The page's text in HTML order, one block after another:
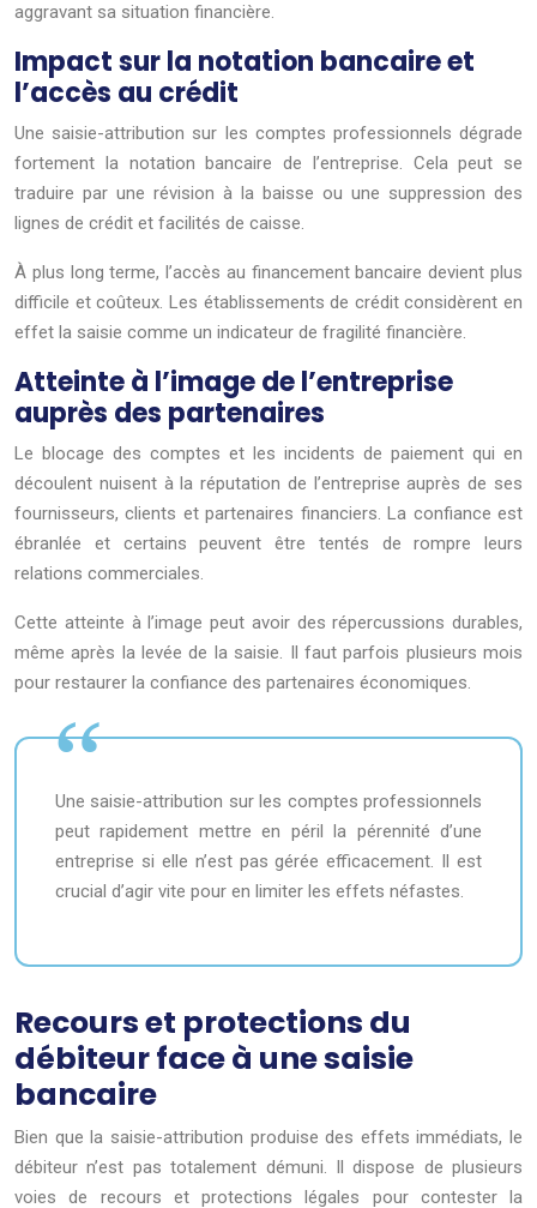
aggravant sa situation financière.
Impact sur la notation bancaire et
l’accès au crédit
Une saisie-attribution sur les comptes professionnels dégrade
fortement la notation bancaire de l’entreprise. Cela peut se
traduire par une révision à la baisse ou une suppression des
lignes de crédit et facilités de caisse.
À plus long terme, l’accès au financement bancaire devient plus
difficile et coûteux. Les établissements de crédit considèrent en
effet la saisie comme un indicateur de fragilité financière.
Atteinte à l’image de l’entreprise
auprès des partenaires
Le blocage des comptes et les incidents de paiement qui en
découlent nuisent à la réputation de l’entreprise auprès de ses
fournisseurs, clients et partenaires financiers. La confiance est
ébranlée et certains peuvent être tentés de rompre leurs
relations commerciales.
Cette atteinte à l’image peut avoir des répercussions durables,
même après la levée de la saisie. Il faut parfois plusieurs mois
pour restaurer la confiance des partenaires économiques.
Une saisie-attribution sur les comptes professionnels
peut rapidement mettre en péril la pérennité d’une
entreprise si elle n’est pas gérée efficacement. Il est
crucial d’agir vite pour en limiter les effets néfastes.
Recours et protections du
débiteur face à une saisie
bancaire
Bien que la saisie-attribution produise des effets immédiats, le
débiteur n’est pas totalement démuni. Il dispose de plusieurs
voies de recours et protections légales pour contester la